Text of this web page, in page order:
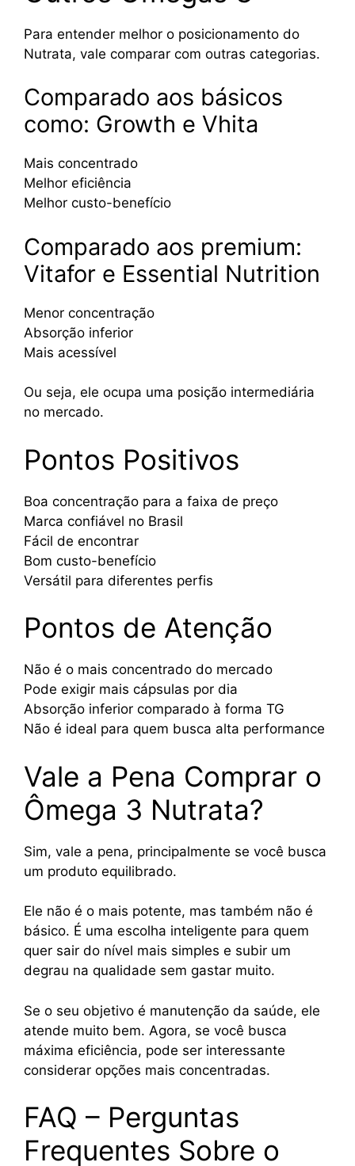
Para entender melhor o posicionamento do
Nutrata, vale comparar com outras categorias.
Comparado aos básicos
como: Growth e Vhita
Mais concentrado
Melhor eficiência
Melhor custo-benefício
Comparado aos premium:
Vitafor e Essential Nutrition
Menor concentração
Absorção inferior
Mais acessível
Ou seja, ele ocupa uma posição intermediária
no mercado.
Pontos Positivos
Boa concentração para a faixa de preço
Marca confiável no Brasil
Fácil de encontrar
Bom custo-benefício
Versátil para diferentes perfis
Pontos de Atenção
Não é o mais concentrado do mercado
Pode exigir mais cápsulas por dia
Absorção inferior comparado à forma TG
Não é ideal para quem busca alta performance
Vale a Pena Comprar o
Ômega 3 Nutrata?
Sim, vale a pena, principalmente se você busca
um produto equilibrado.
Ele não é o mais potente, mas também não é
básico. É uma escolha inteligente para quem
quer sair do nível mais simples e subir um
degrau na qualidade sem gastar muito.
Se o seu objetivo é manutenção da saúde, ele
atende muito bem. Agora, se você busca
máxima eficiência, pode ser interessante
considerar opções mais concentradas.
FAQ – Perguntas
Frequentes Sobre o